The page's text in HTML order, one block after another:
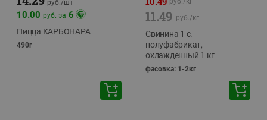
руб./шт
10.00 руб. за 6
Пицца КАРБОНАРА
490г
11.49 руб./кг
Свинина 1 с.
полуфабрикат,
охлажденный 1 кг
фасовка: 1-2кг